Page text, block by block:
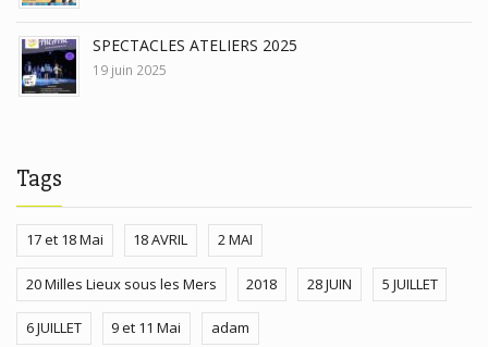
SPECTACLES ATELIERS 2025
19 juin 2025
Tags
17 et 18 Mai 18 AVRIL 2 MAI
20 Milles Lieux sous les Mers 2018 28 JUIN 5 JUILLET
6 JUILLET 9 et 11 Mai adam